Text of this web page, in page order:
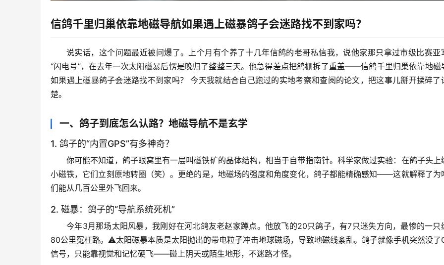
信鸽千里归巢依靠地磁导航如果遇上磁暴鸽子会迷路找不到家吗？
说实话，这个问题最近被问爆了。上个月有个养了十几年信鸽的老哥私信我，说他家那只拿过市级比赛亚
“闪电号”，在去年一次太阳磁暴后愣是晚归了整整三天。他急得差点把鸽棚拆了重盖——信鸽千里归巢依靠地磁
如果遇上磁暴鸽子会迷路找不到家吗？
今天我就结合自己跑过的实地考察和查阅的论文，把这事儿掰开揉碎了
楚。
一、鸽子到底怎么认路？地磁导航不是玄学
1. 鸽子的“内置GPS”有多神奇？
你可能不知道，鸽子眼窝里有一层叫磁铁矿的晶体结构，相当于自带指南针。科学家做过实验：在鸽子头上
小磁铁，它们立刻原地转圈（笑）。更绝的是， 地磁场的强度和角度变化，鸽子都能精确感知——这就解释了为
们能从几百公里外飞回来。
2. 磁暴：鸽子的“导航系统死机”
今年3月那场太阳风暴，我刚好在河北鸽友老赵家蹲点。他放飞的20只鸽子，有7只迷失方向，最惨的一只
80公里冤枉路。⚠️太阳磁暴本质是太阳抛出的带电粒子冲击地球磁场，导致地磁线紊乱。鸽子就像手机突然没了
信号，只能靠视觉和记忆硬飞——碰上阴天或陌生地形，不迷路才怪。